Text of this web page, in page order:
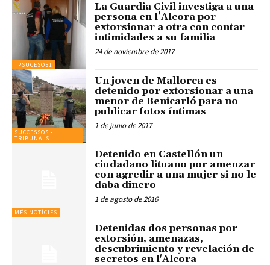
_PSUCESOS1
La Guardia Civil investiga a una
persona en l’Alcora por
extorsionar a otra con contar
intimidades a su familia
24 de noviembre de 2017
SUCCESSOS -
TRIBUNALS
Un joven de Mallorca es
detenido por extorsionar a una
menor de Benicarló para no
publicar fotos íntimas
1 de junio de 2017
MÉS NOTÍCIES
Detenido en Castellón un
ciudadano lituano por amenzar
con agredir a una mujer si no le
daba dinero
1 de agosto de 2016
Detenidas dos personas por
extorsión, amenazas,
descubrimiento y revelación de
secretos en l'Alcora